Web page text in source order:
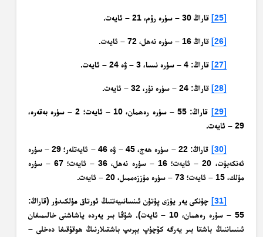
[25] قاراڭ 30 – سۈرە رۇم، 21 – ئايەت.
[26] قاراڭ 16 – سۈرە نەھل، 72 – ئايەت.
[27] قاراڭ: 4 – سۈرە نىسا، 3 – ۋە 24 – ئايەت.
[28] قاراڭ: 24 – سۈرە نۇر، 32 – ئايەت.
[29]
قاراڭ: 55 – سۈرە رەھمان، 10 – ئايەت؛ 2 – سۈرە بەقەرە،
29 – ئايەت.
[30]
قاراڭ: 22 – سۈرە ھەج، 45 – ۋە 46 – ئايەتلەر؛ 29 – سۈرە
ئەنكەبۇت، 20 – ئايەت؛ 16 – سۈرە نەھل، 36 – ئايەت؛ 67 – سۈرە
مۇلك، 15 – ئايەت؛ 73 – سۈرە مۇززەممىل، 20 – ئايەت.
[31]
چۈنكى يەر يۈزى پۈتۈن ئىنسانىيەتنىڭ ئورتاق مۈلكىدۇر (قاراڭ:
55 – سۈرە رەھمان، 10 – ئايەت). شۇڭا بىر يەردە ياشاشنى خالىمىغان
ئىنساننىڭ باشقا بىر يەرگە كۆچۈپ بېرىپ باشقىلارنىڭ ھوقۇقىغا دەخلى –